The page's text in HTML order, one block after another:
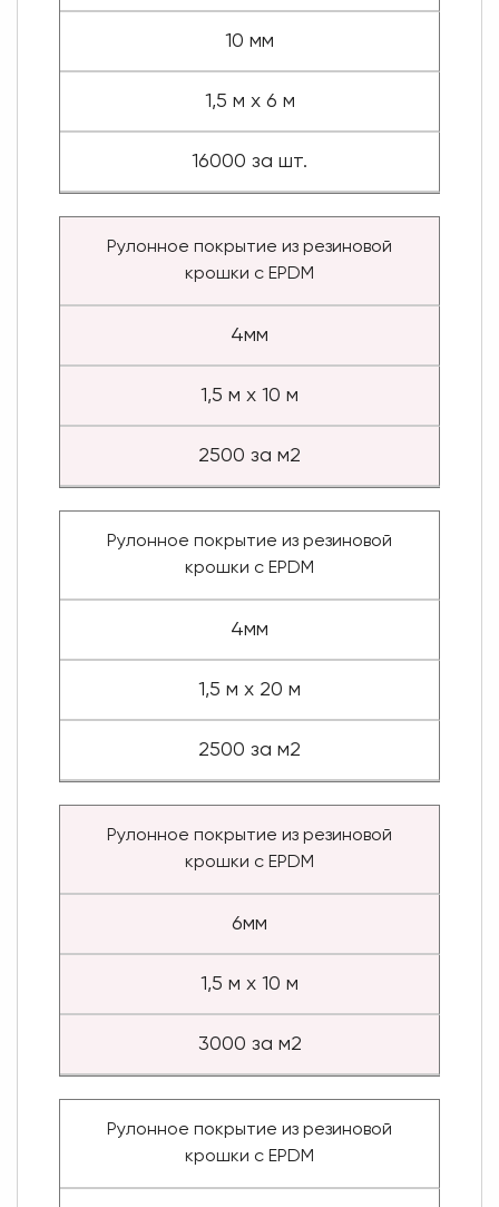
10 мм
1,5 м х 6 м
16000 за шт.
Рулонное покрытие из резиновой
крошки с EPDM
4мм
1,5 м х 10 м
2500 за м2
Рулонное покрытие из резиновой
крошки с EPDM
4мм
1,5 м х 20 м
2500 за м2
Рулонное покрытие из резиновой
крошки с EPDM
6мм
1,5 м х 10 м
3000 за м2
Рулонное покрытие из резиновой
крошки с EPDM